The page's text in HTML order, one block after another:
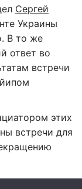
Сергей
Украины
В то же
ответ во
встречи
этих
встречи для